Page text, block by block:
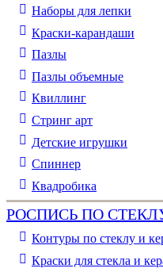
Наборы для лепки
Краски-карандаши
Пазлы
Пазлы объемные
Квиллинг
Стринг арт
Детские игрушки
Спиннер
Квадробика
РОСПИСЬ ПО
Контуры по стеклу и
Краски для стекла и